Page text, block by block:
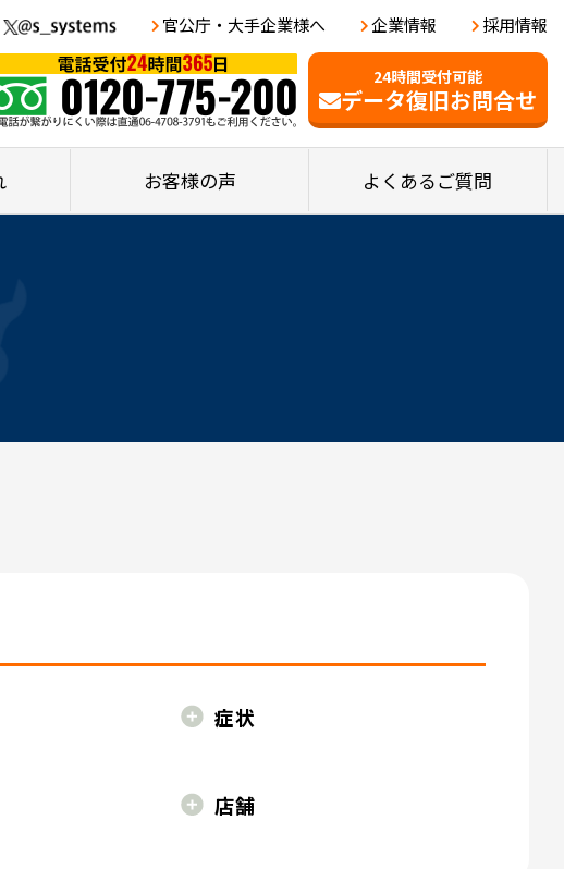
官公庁・大手企業様へ 企業情報 採用情報
24時間受付可能
データ復旧お問合せ
お客様の声 よくあるご質問
症状
店舗